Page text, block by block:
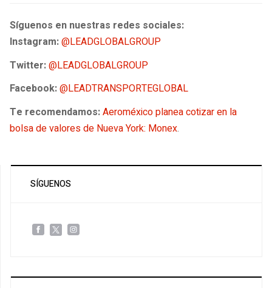
Síguenos en nuestras redes sociales:
Instagram:@LEADGLOBALGROUP
Twitter:@LEADGLOBALGROUP
Facebook:@LEADTRANSPORTEGLOBAL
Te recomendamos:Aeroméxico planea cotizar en la
bolsa de valores de Nueva York: Monex.
SÍGUENOS